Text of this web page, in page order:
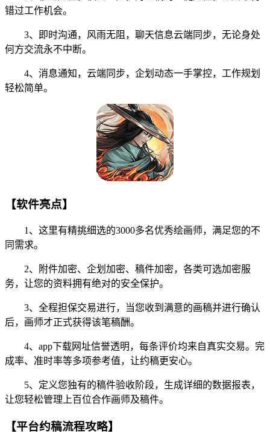
错过工作机会。
3、即时沟通，风雨无阻，聊天信息云端同步，无论身处
何方交流永不中断。
4、消息通知，云端同步，企划动态一手掌控，工作规划
轻松简单。
【软件亮点】
1、这里有精挑细选的3000多名优秀绘画师，满足您的不
同需求。
2、附件加密、企划加密、稿件加密，各类可选加密服
务，让您的资料拥有绝对的安全保护。
3、全程担保交易进行，当您收到满意的画稿并进行确认
后，画师才正式获得该笔稿酬。
4、app下载网址信誉透明，每条评价均来自真实交易。完
成率、准时率等多项参考值，让约稿更安心。
5、定义您独有的稿件验收阶段，生成详细的数据报表，
让您轻松管理上百位合作画师及稿件。
【平台约稿流程攻略】